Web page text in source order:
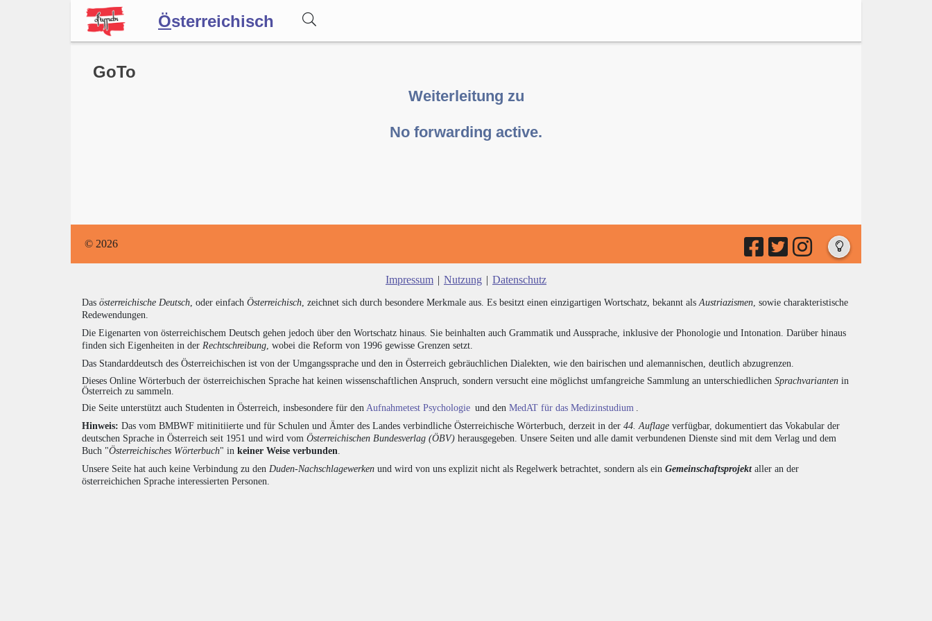
Österreichisch
Wörterbuch
GoTo
Weiterleitung zu
No forwarding active.
© 2026
Impressum | Nutzung | Datenschutz
Das österreichische Deutsch , oder einfach Österreichisch , zeichnet sich durch besondere Merkmale aus. Es besitzt einen einzigartigen Wortschatz, bekannt als Austriazismen , sowie charakteristische
Redewendungen.
Die Eigenarten von österreichischem Deutsch gehen jedoch über den Wortschatz hinaus. Sie beinhalten auch Grammatik und Aussprache, inklusive der Phonologie und Intonation. Darüber hinaus
finden sich Eigenheiten in der Rechtschreibung , wobei die Reform von 1996 gewisse Grenzen setzt.
Das Standarddeutsch des Österreichischen ist von der Umgangssprache und den in Österreich gebräuchlichen Dialekten, wie den bairischen und alemannischen, deutlich abzugrenzen.
Dieses Online Wörterbuch der österreichischen Sprache hat keinen wissenschaftlichen Anspruch, sondern versucht eine möglichst umfangreiche Sammlung an unterschiedlichen Sprachvarianten in
Österreich zu sammeln.
Die Seite unterstützt auch Studenten in Österreich, insbesondere für den Aufnahmetest Psychologie und den MedAT für das Medizinstudium
Hinweis: Das vom BMBWF mitinitiierte und für Schulen und Ämter des Landes verbindliche Österreichische Wörterbuch, derzeit in der 44. Auflage verfügbar, dokumentiert das Vokabular der
deutschen Sprache in Österreich seit 1951 und wird vom Österreichischen Bundesverlag (ÖBV) herausgegeben. Unsere Seiten und alle damit verbundenen Dienste sind mit dem Verlag und dem
Buch "Österreichisches Wörterbuch" in keiner Weise verbunden
Unsere Seite hat auch keine Verbindung zu den Duden-Nachschlagewerken und wird von uns explizit nicht als Regelwerk betrachtet, sondern als ein Gemeinschaftsprojektaller an der
österreichichen Sprache interessierten Personen.